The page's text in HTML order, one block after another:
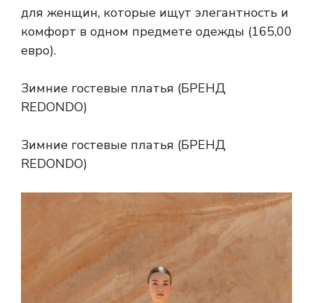
для женщин, которые ищут элегантность и
комфорт в одном предмете одежды (165,00
евро).
Зимние гостевые платья (БРЕНД
REDONDO)
Зимние гостевые платья (БРЕНД
REDONDO)